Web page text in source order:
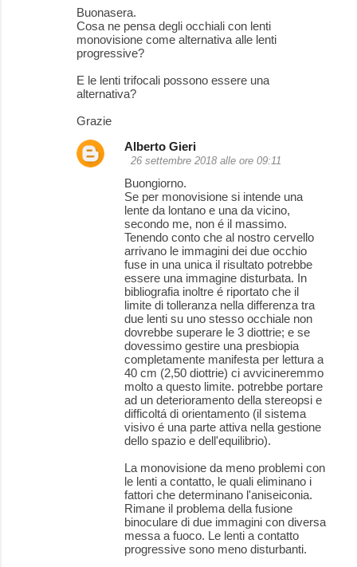
Buonasera.
Cosa ne pensa degli occhiali con lenti
monovisione come alternativa alle lenti
progressive?
E le lenti trifocali possono essere una
alternativa?
Grazie
Alberto Gieri
26 settembre 2018 alle ore 09:11
Buongiorno.
Se per monovisione si intende una
lente da lontano e una da vicino,
secondo me, non é il massimo.
Tenendo conto che al nostro cervello
arrivano le immagini dei due occhio
fuse in una unica il risultato potrebbe
essere una immagine disturbata. In
bibliografia inoltre é riportato che il
limite di tolleranza nella differenza tra
due lenti su uno stesso occhiale non
dovrebbe superare le 3 diottrie; e se
dovessimo gestire una presbiopia
completamente manifesta per lettura a
40 cm (2,50 diottrie) ci avvicineremmo
molto a questo limite. potrebbe portare
ad un deterioramento della stereopsi e
difficoltá di orientamento (il sistema
visivo é una parte attiva nella gestione
dello spazio e dell'equilibrio).
La monovisione da meno problemi con
le lenti a contatto, le quali eliminano i
fattori che determinano l'aniseiconia.
Rimane il problema della fusione
binoculare di due immagini con diversa
messa a fuoco. Le lenti a contatto
progressive sono meno disturbanti.